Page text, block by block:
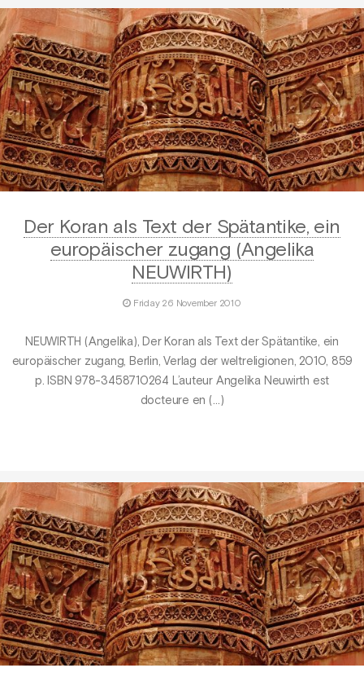
Der Koran als Text der Spätantike, ein
europäischer zugang (Angelika
NEUWIRTH)
Friday 26 November 2010
NEUWIRTH (Angelika), Der Koran als Text der Spätantike, ein
europäischer zugang, Berlin, Verlag der weltreligionen, 2010, 859
p. ISBN 978-3458710264 L’auteur Angelika Neuwirth est
docteure en (…)